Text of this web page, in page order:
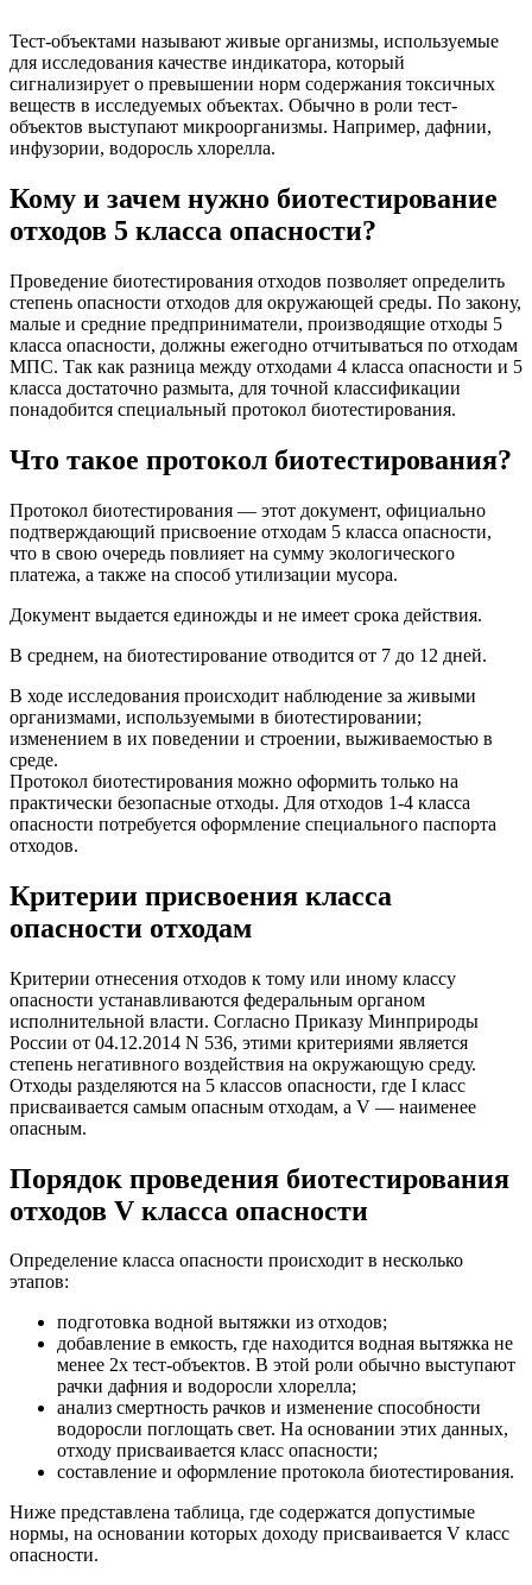
Тест-объектами называют живые организмы, используемые
для исследования качестве индикатора, который
сигнализирует о превышении норм содержания токсичных
веществ в исследуемых объектах. Обычно в роли тест-
объектов выступают микроорганизмы. Например, дафнии,
инфузории, водоросль хлорелла.
Кому и зачем нужно биотестирование
отходов 5 класса опасности?
Проведение биотестирования отходов позволяет определить
степень опасности отходов для окружающей среды. По закону,
малые и средние предприниматели, производящие отходы 5
класса опасности, должны ежегодно отчитываться по отходам
МПС. Так как разница между отходами 4 класса опасности и 5
класса достаточно размыта, для точной классификации
понадобится специальный протокол биотестирования.
Что такое протокол биотестирования?
Протокол биотестирования — этот документ, официально
подтверждающий присвоение отходам 5 класса опасности,
что в свою очередь повлияет на сумму экологического
платежа, а также на способ утилизации мусора.
Документ выдается единожды и не имеет срока действия.
В среднем, на биотестирование отводится от 7 до 12 дней.
В ходе исследования происходит наблюдение за живыми
организмами, используемыми в биотестировании;
изменением в их поведении и строении, выживаемостью в
среде.
Протокол биотестирования можно оформить только на
практически безопасные отходы. Для отходов 1-4 класса
опасности потребуется оформление специального паспорта
отходов.
Критерии присвоения класса
опасности отходам
Критерии отнесения отходов к тому или иному классу
опасности устанавливаются федеральным органом
исполнительной власти. Согласно Приказу Минприроды
России от 04.12.2014 N 536, этими критериями является
степень негативного воздействия на окружающую среду.
Отходы разделяются на 5 классов опасности, где I класс
присваивается самым опасным отходам, а V — наименее
опасным.
Порядок проведения биотестирования
отходов V класса опасности
Определение класса опасности происходит в несколько
этапов:
подготовка водной вытяжки из отходов;
добавление в емкость, где находится водная вытяжка не
менее 2х тест-объектов. В этой роли обычно выступают
рачки дафния и водоросли хлорелла;
анализ смертность рачков и изменение способности
водоросли поглощать свет. На основании этих данных,
отходу присваивается класс опасности;
составление и оформление протокола биотестирования.
Ниже представлена таблица, где содержатся допустимые
нормы, на основании которых доходу присваивается V класс
опасности.